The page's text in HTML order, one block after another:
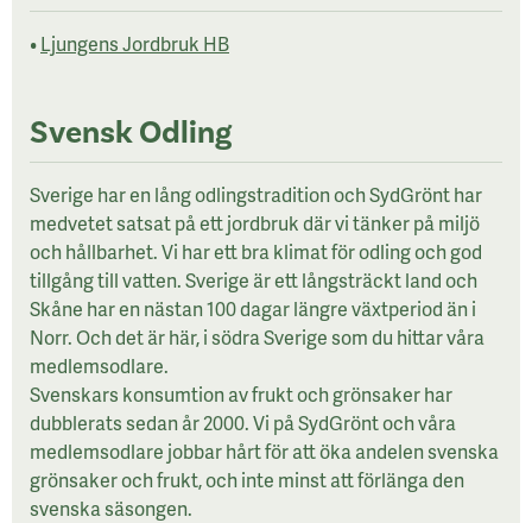
•Ljungens Jordbruk HB
Svensk Odling
Sverige har en lång odlingstradition och SydGrönt har
medvetet satsat på ett jordbruk där vi tänker på miljö
och hållbarhet. Vi har ett bra klimat för odling och god
tillgång till vatten. Sverige är ett långsträckt land och
Skåne har en nästan 100 dagar längre växtperiod än i
Norr. Och det är här, i södra Sverige som du hittar våra
medlemsodlare.
Svenskars konsumtion av frukt och grönsaker har
dubblerats sedan år 2000. Vi på SydGrönt och våra
medlemsodlare jobbar hårt för att öka andelen svenska
grönsaker och frukt, och inte minst att förlänga den
svenska säsongen.